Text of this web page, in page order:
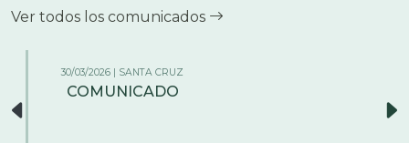
en el SEPREC.
Ver todos los comunicados
26/02/2026 | LA PAZ
AMPLIACIÓN DEL PLAZO DE